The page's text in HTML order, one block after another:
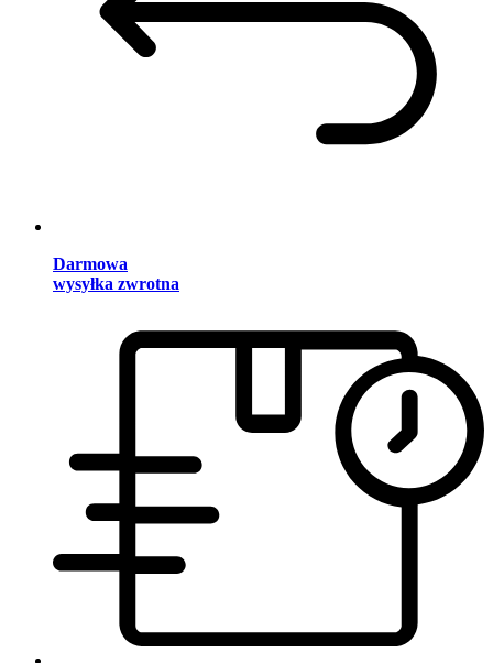
Darmowa
wysyłka zwrotna